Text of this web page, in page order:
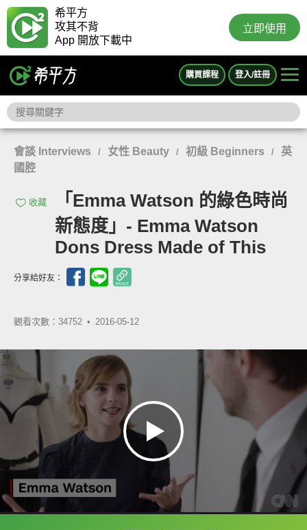
希平方
攻其不背
App 開放下載中
立即使用
購買課程 登入/註冊
會談 Interviews / 女性 Beauty / 初級 Beginners /
英
國腔
收藏
「Emma Watson 的綠色時尚
新態度」- Emma Watson
Dons Dress Made of This
分享給好友：
觀看次數：34752 • 2016-05-12